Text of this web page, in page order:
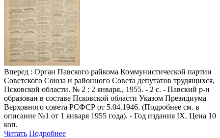
Вперед : Орган Павского райкома Коммунистической партии
Советского Союза и районного Совета депутатов трудящихся,
Псковской области. № 2 : 2 января., 1955. - 2 с. - Павский р-н
образован в составе Псковской области Указом Президиума
Верховного совета РСФСР от 5.04.1946. (Подробнее см. в
описание №1 от 1 января 1955 года). - Год издания IX. Цена 10
коп.
Читать Подробнее